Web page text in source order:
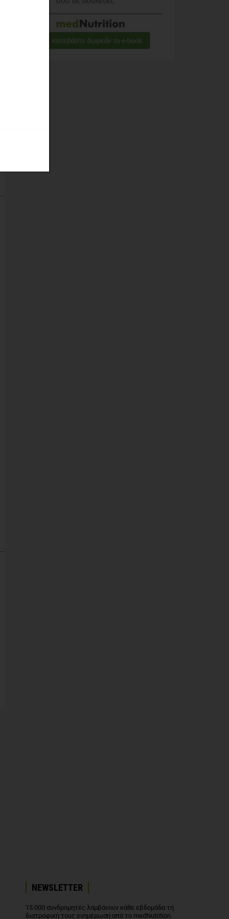
NEWSLETTER
15.000 συνδρομητές λαμβάνουν κάθε εβδομάδα τη
διατροφική τους ενημέρωση από το medNutrition.